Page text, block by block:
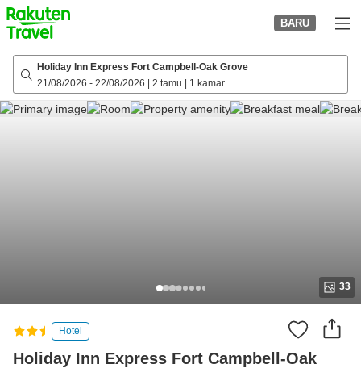
to
top
page
BARU
Holiday Inn Express Fort Campbell-Oak Grove
21/08/2026 - 22/08/2026 2 tamu 1 kamar
33
Hotel
Holiday Inn Express Fort Campbell-Oak